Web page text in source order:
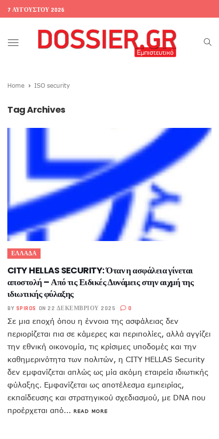
7 ΑΥΓΟΎΣΤΟΥ 2026
Toggle
Home ISO security
Tag Archives
ΕΛΛΑΔΑ
CITY HELLAS SECURITY: Όταν η ασφάλεια γίνεται
αποστολή – Από τις Ειδικές Δυνάμεις στην αιχμή της
ιδιωτικής φύλαξης
BY SPIROS ON 22 ΔΕΚΕΜΒΡΊΟΥ 2025 0
Σε μια εποχή όπου η έννοια της ασφάλειας δεν
περιορίζεται πια σε κάμερες και περιπολίες, αλλά αγγίζει
την εθνική οικονομία, τις κρίσιμες υποδομές και την
καθημερινότητα των πολιτών, η CITY HELLAS Security
δεν εμφανίζεται απλώς ως μία ακόμη εταιρεία ιδιωτικής
φύλαξης. Εμφανίζεται ως αποτέλεσμα εμπειρίας,
εκπαίδευσης και στρατηγικού σχεδιασμού, με DNA που
προέρχεται από... READ MORE